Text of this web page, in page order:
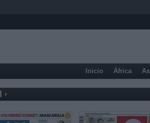
Inicio África